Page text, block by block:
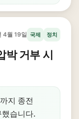
4월 19일 국제 정치
박 거부 시
지 종전
습니다.